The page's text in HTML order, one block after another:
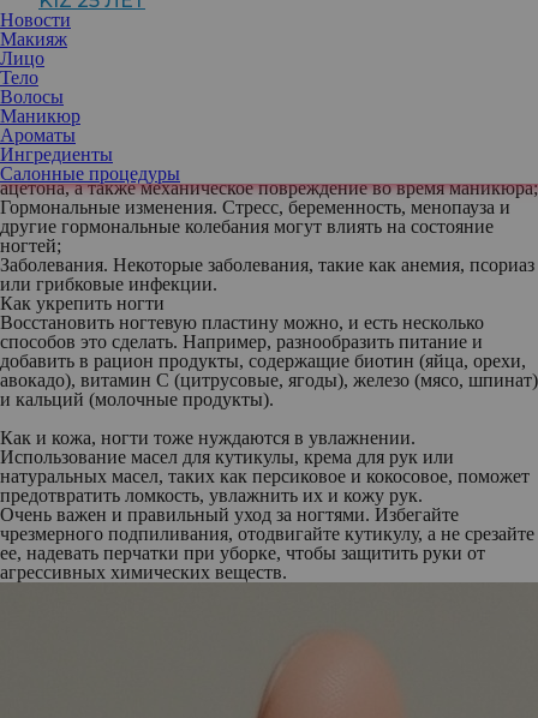
Новости
Макияж
Лицо
Тело
Волосы
Маникюр
Ароматы
Ингредиенты
Салонные процедуры
ломкими, иногда приобретать желтоватый оттенок.
Причины ломкости ногтей:
Недостаток витаминов и минералов
(биотин), C и D, а также железа и цинка может ослаблять
ногтевую пластину;
Частые контакты с водой и химическими веществами
посуды, уборка дома, использование агрессивной бытовой
химии;
Неправильный уход. Слишком частое использование лаков,
ацетона, а также механическое повреждение во время маникюра;
Гормональные изменения. Стресс, беременность, менопауза и
другие гормональные колебания могут влиять на состояние
ногтей;
Заболевания. Некоторые заболевания, такие как анемия, псориаз
или грибковые инфекции.
Как укрепить ногти
Восстановить ногтевую пластину можно, и есть несколько
способов это сделать. Например, разнообразить питание и
добавить в рацион продукты, содержащие биотин (яйца, орехи,
авокадо), витамин C (цитрусовые, ягоды), железо (мясо, шпинат)
и кальций (молочные продукты).
Как и кожа, ногти тоже нуждаются в увлажнении.
Использование масел для кутикулы, крема для рук или
натуральных масел, таких как персиковое и кокосовое, поможет
предотвратить ломкость, увлажнить их и кожу рук.
Очень важен и правильный уход за ногтями. Избегайте
чрезмерного подпиливания, отодвигайте кутикулу, а не срезайте
ее, надевать перчатки при уборке, чтобы защитить руки от
агрессивных химических веществ.